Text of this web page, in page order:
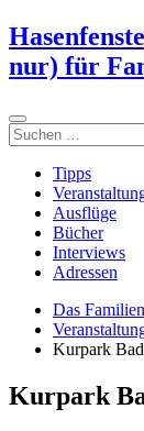
Zum
Inhalt
springen
nur) für
Suchen
Tipps
Ausflüge
Bücher
Interviews
Adressen
Das
Kurpark
Kurpark